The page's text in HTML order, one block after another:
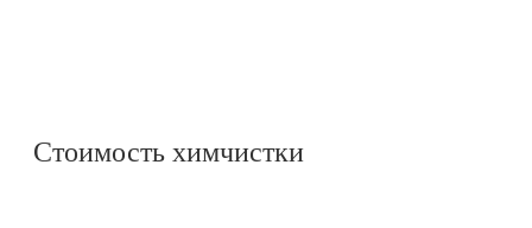
Стоимость химчистки